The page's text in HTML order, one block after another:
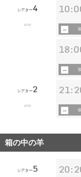
シアター4
127分
シアター2
127分
箱の中の羊
シアター5